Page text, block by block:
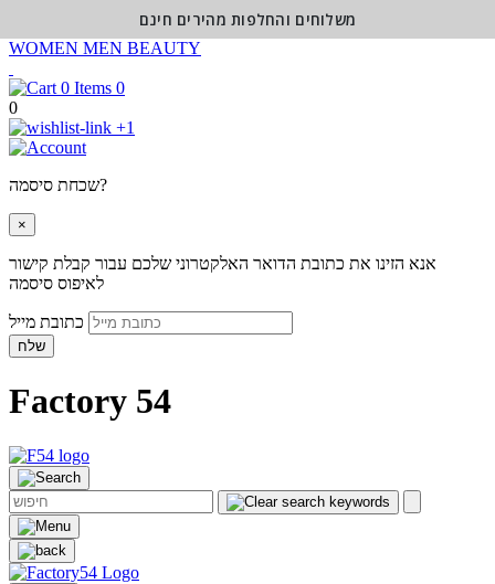
WOMEN MEN BEAUTY
0
0
+1
שכחת סיסמה?
×
אנא הזינו את כתובת הדואר האלקטרוני שלכם עבור קבלת קישור
לאיפוס סיסמה
שלח
Factory 54
משלוחים והחלפות מהירים חינם